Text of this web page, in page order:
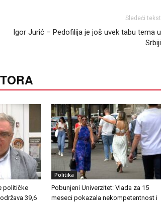
Sledeći tekst
Igor Jurić – Pedofilija je još uvek tabu tema u
Srbiji
političke
39,6
Politika
Pobunjeni Univerzitet: Vlada za 15
meseci pokazala nekompetentnost i